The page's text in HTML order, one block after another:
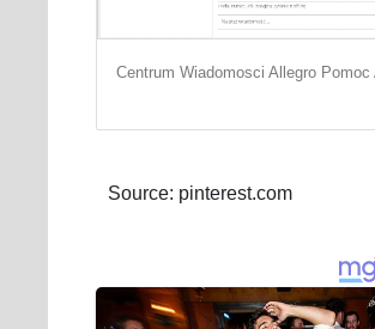
Centrum Wiadomosci Allegro Pomoc
Source: pinterest.com